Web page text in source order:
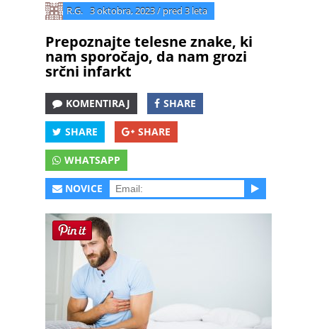
R.G. 3 oktobra, 2023/ pred 3 leta
Prepoznajte telesne znake, ki
nam sporočajo, da nam grozi
srčni infarkt
KOMENTIRAJ SHARE
SHARE SHARE
WHATSAPP
NOVICE